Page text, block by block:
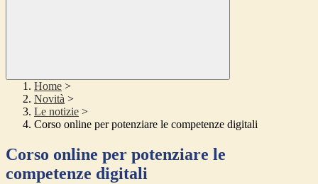
Home >
Novità >
Le notizie >
Corso online per potenziare le competenze digitali
Corso online per potenziare le
competenze digitali